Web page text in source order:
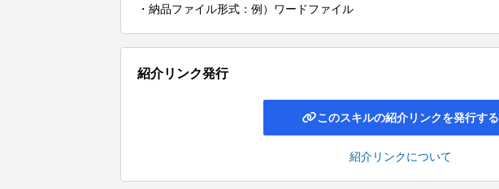
・納品ファイル形式：例）ワードファイル
紹介リンク発行
このスキルの紹介リンクを発行する
紹介リンクについて